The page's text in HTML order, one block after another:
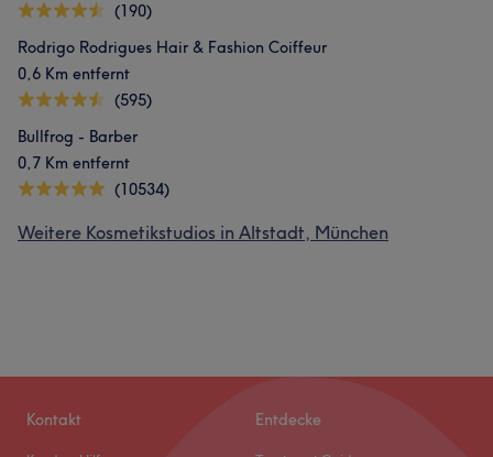
(190)
Rodrigo Rodrigues Hair & Fashion Coiffeur
0,6 Km entfernt
(595)
Bullfrog - Barber
0,7 Km entfernt
(10534)
Weitere Kosmetikstudios in Altstadt, München
Kontakt Entdecke